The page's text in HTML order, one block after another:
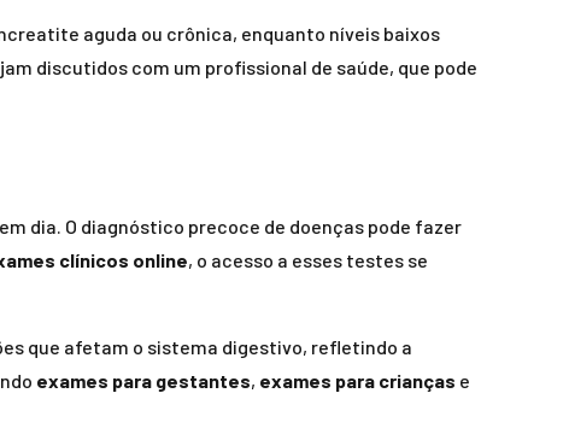
aguda ou crônica, enquanto níveis baixos
discutidos com um profissional de saúde, que pode
dia. O diagnóstico precoce de doenças pode fazer
clínicos online, o acesso a esses testes se
que afetam o sistema digestivo, refletindo a
exames para gestantes, exames para crianças e